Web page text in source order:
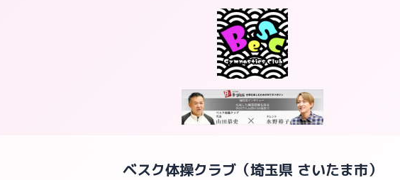
ベスク体操クラブ（埼玉県 さいたま市）